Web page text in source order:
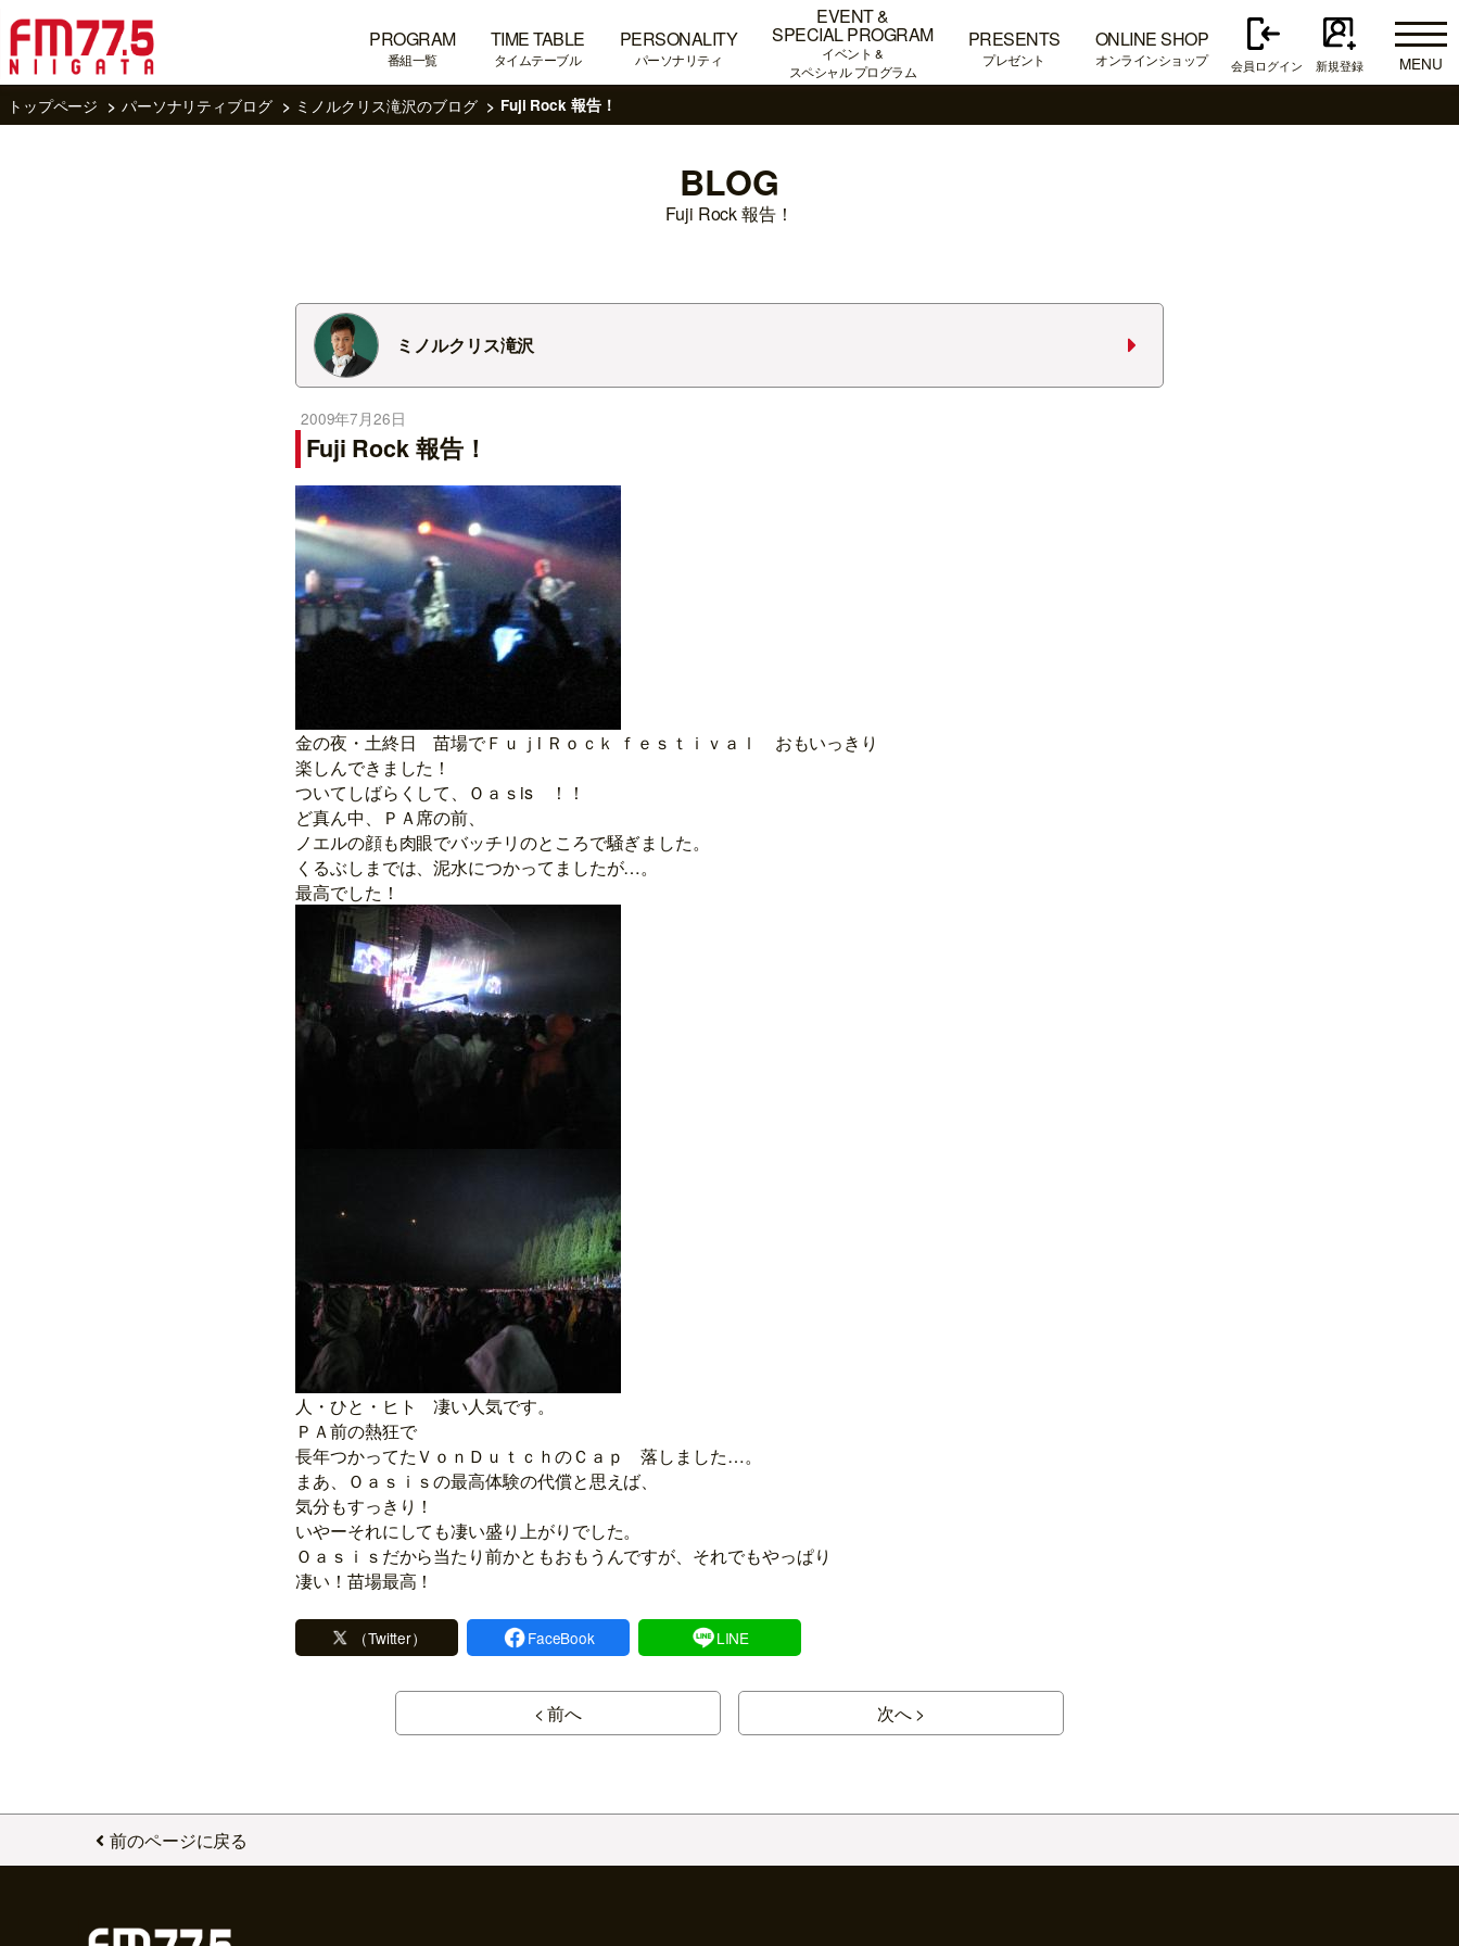
PROGRAM
番組一覧
TIME TABLE
タイムテーブル
PERSONALITY
パーソナリティ
EVENT &
SPECIAL PROGRAM
イベント &
スペシャル プログラム
PRESENTS
プレゼント
ONLINE SHOP
オンラインショップ 会員ログイン 新規登録
MENU
トップページ
パーソナリティブログ ミノルクリス滝沢のブログ Fuji Rock 報告！
BLOG
Fuji Rock 報告！
ミノルクリス滝沢
2009年7月26日
Fuji Rock 報告！
金の夜・土終日 苗場でＦｕｊi Ｒｏｃｋ ｆｅｓｔｉｖａｌ おもいっきり
楽しんできました！
ついてしばらくして、Ｏａｓis ！！
ど真ん中、ＰＡ席の前、
ノエルの顔も肉眼でバッチリのところで騒ぎました。
くるぶしまでは、泥水につかってましたが…。
最高でした！
人・ひと・ヒト 凄い人気です。
ＰＡ前の熱狂で
長年つかってたＶｏｎＤｕｔｃｈのＣａｐ 落しました…。
まあ、Ｏａｓｉｓの最高体験の代償と思えば、
気分もすっきり！
いやーそれにしても凄い盛り上がりでした。
Ｏａｓｉｓだから当たり前かともおもうんですが、それでもやっぱり
凄い！苗場最高！
（Twitter） FaceBook LINE
< 前へ 次へ >
前のページに戻る